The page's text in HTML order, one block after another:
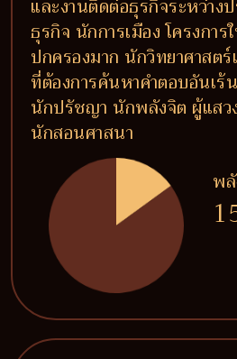
และงานติดต่อธุรกิจระหว่างป
ธุรกิจ นักการเมือง โครงกา
ปกครองมาก นักวิทยาศาสต
ที่ต้องการค้นหาคำตอบอันเ
นักปรัชญา นักพลังจิต ผู้แส
นักสอนศาสนา
พ